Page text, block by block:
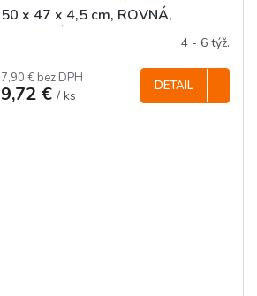
50 x 47 x 4,5 cm, ROVNÁ,
4 - 6 týž.
7,90 € bez DPH
9,72 €/ ks
DETAIL